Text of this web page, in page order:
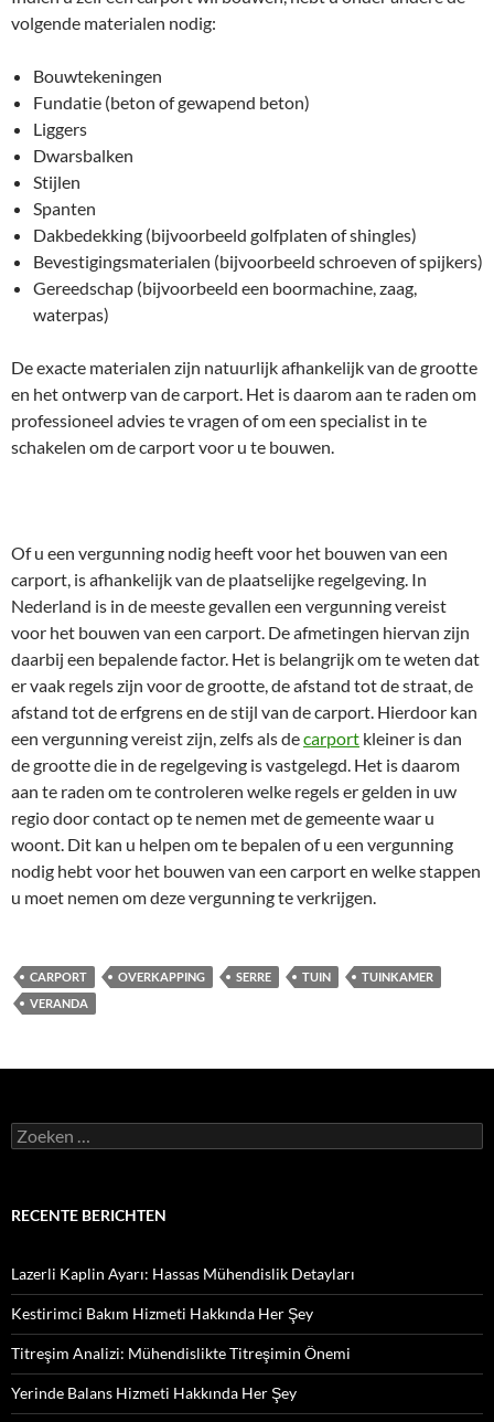
volgende materialen nodig:
Bouwtekeningen
Fundatie (beton of gewapend beton)
Liggers
Dwarsbalken
Stijlen
Spanten
Dakbedekking (bijvoorbeeld golfplaten of shingles)
Bevestigingsmaterialen (bijvoorbeeld schroeven of spijkers)
Gereedschap (bijvoorbeeld een boormachine, zaag,
waterpas)
De exacte materialen zijn natuurlijk afhankelijk van de grootte
en het ontwerp van de carport. Het is daarom aan te raden om
professioneel advies te vragen of om een specialist in te
schakelen om de carport voor u te bouwen.
Of u een vergunning nodig heeft voor het bouwen van een
carport, is afhankelijk van de plaatselijke regelgeving. In
Nederland is in de meeste gevallen een vergunning vereist
voor het bouwen van een carport. De afmetingen hiervan zijn
daarbij een bepalende factor. Het is belangrijk om te weten dat
er vaak regels zijn voor de grootte, de afstand tot de straat, de
afstand tot de erfgrens en de stijl van de carport. Hierdoor kan
een vergunning vereist zijn, zelfs als decarport kleiner is dan
de grootte die in de regelgeving is vastgelegd. Het is daarom
aan te raden om te controleren welke regels er gelden in uw
regio door contact op te nemen met de gemeente waar u
woont. Dit kan u helpen om te bepalen of u een vergunning
nodig hebt voor het bouwen van een carport en welke stappen
u moet nemen om deze vergunning te verkrijgen.
CARPORT OVERKAPPING SERRE TUIN
TUINKAMER
VERANDA
Zoeken
naar:
RECENTE BERICHTEN
Lazerli Kaplin Ayarı: Hassas Mühendislik Detayları
Kestirimci Bakım Hizmeti Hakkında Her Şey
Titreşim Analizi: Mühendislikte Titreşimin Önemi
Yerinde Balans Hizmeti Hakkında Her Şey